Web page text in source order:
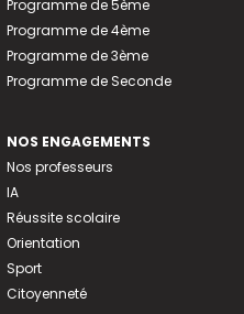
Programme de 5ème
Programme de 4ème
Programme de 3ème
Programme de Seconde
NOS ENGAGEMENTS
Nos professeurs
IA
Réussite scolaire
Orientation
Sport
Citoyenneté